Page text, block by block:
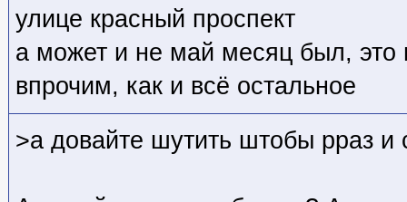
улице красный проспект
а может и не май месяц был, это
впрочим, как и всё остальное
>а довайте шутить штобы рраз